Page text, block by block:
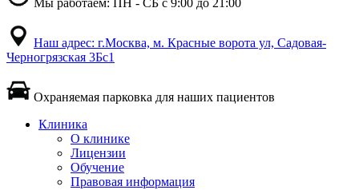
Мы работаем: ПН - СБ с 9:00 до 21:00
Наш адрес: г.Москва, м. Красные ворота ул, Садовая-
Черногрязская 3Бс1
Охраняемая парковка для наших пациентов
Клиника
О клинике
Лицензии
Обучение
Правовая информация